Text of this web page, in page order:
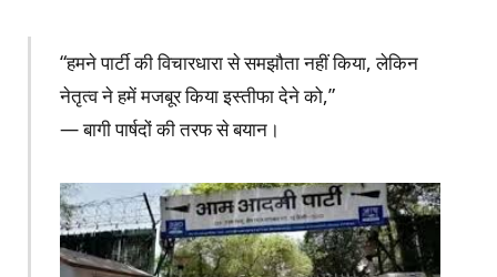
“हमने पार्टी की विचारधारा से समझौता नहीं किया, लेकिन
नेतृत्व ने हमें मजबूर किया इस्तीफा देने को,”
— बागी पार्षदों की तरफ से बयान।